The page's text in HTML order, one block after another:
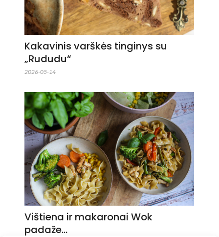
Kakavinis varškės tinginys su
„Rududu“
2026-05-14
Vištiena ir makaronai Wok
padaže…